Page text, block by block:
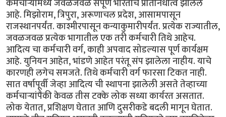
कर्मचार्‍यांमध्ये जवळजवळ संपूर्ण भारताचे प्रतिनिधीत्व झालेले
आहे. मिझोराम, त्रिपुरा, अरूणाचल प्रदेश, आसामपासून
राजस्थानपर्यंत. काश्मीरपासून कन्याकुमारीपर्यंत. प्रत्येक राज्यातील,
जवळजवळ प्रत्येक भागातील एक तरी कर्मचारी तिथे आहेच.
आदित्य चा कर्मचारी वर्ग, काही अपवाद सोडल्यास पूर्ण कार्यक्षम
आहे. युनियन आहेत, भांडणे आहेत परंतू संप झालेला नाहीय. याचे
कारणही लगेच समजते. तिथे कर्मचारी वर्ग फारसा टिकत नाही.
सात वर्षापूर्वी जेव्हा आदित्य ची स्थापना झालेली असते तेव्हाच्या
कर्मचार्‍यांपैकी केवळ तीस टक्के लोक सध्या कार्यरत असतात.
लोक येतात, प्रशिक्षण घेतात आणि दुसरीकडे बदली मागून घेतात.